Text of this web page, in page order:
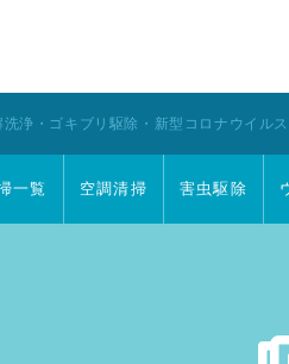
浄・ゴキブリ駆除・新型コロナウイル
一覧 空調清掃 害虫駆除